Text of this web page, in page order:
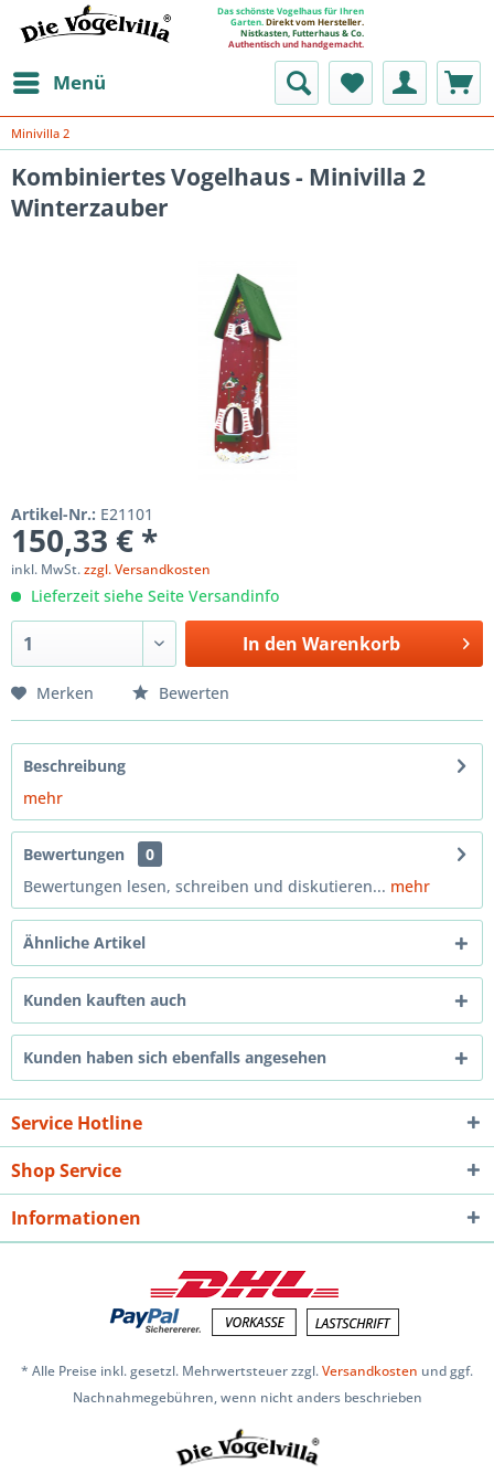
Das schönste Vogelhaus für Ihren
Garten. Direkt vom Hersteller.
Nistkasten, Futterhaus & Co.
Authentisch und handgemacht.
Menü
Minivilla 2
Kombiniertes Vogelhaus - Minivilla 2
Winterzauber
Artikel-Nr.: E21101
150,33 € *
inkl. MwSt.zzgl. Versandkosten
Lieferzeit siehe Seite Versandinfo
In den Warenkorb
Merken Bewerten
Beschreibung
mehr
Bewertungen
0
Bewertungen lesen, schreiben und diskutieren... mehr
Ähnliche Artikel
Kunden kauften auch
Kunden haben sich ebenfalls angesehen
Service Hotline
Shop Service
Informationen
* Alle Preise inkl. gesetzl. Mehrwertsteuer zzgl.Versandkosten und ggf.
Nachnahmegebühren, wenn nicht anders beschrieben